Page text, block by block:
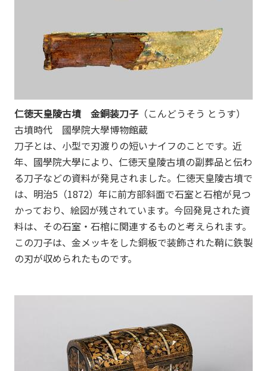
仁徳天皇陵古墳 金銅装刀子（こんどうそう とうす）
古墳時代 國學院大學博物館蔵
刀子とは、小型で刃渡りの短いナイフのことです。近
年、國學院大學により、仁徳天皇陵古墳の副葬品と伝わ
る刀子などの資料が発見されました。仁徳天皇陵古墳で
は、明治5（1872）年に前方部斜面で石室と石棺が見つ
かっており、絵図が残されています。今回発見された資
料は、その石室・石棺に関連するものと考えられます。
この刀子は、金メッキをした銅板で装飾された鞘に鉄製
の刃が収められたものです。